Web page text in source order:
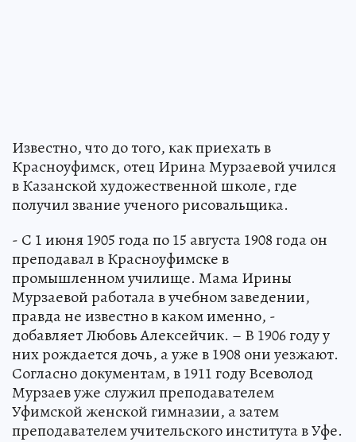
Известно, что до того, как приехать в
Красноуфимск, отец Ирина Мурзаевой учился
в Казанской художественной школе, где
получил звание ученого рисовальщика.
- С 1 июня 1905 года по 15 августа 1908 года он
преподавал в Красноуфимске в
промышленном училище. Мама Ирины
Мурзаевой работала в учебном заведении,
правда не известно в каком именно, -
добавляет Любовь Алексейчик. – В 1906 году у
них рождается дочь, а уже в 1908 они уезжают.
Согласно документам, в 1911 году Всеволод
Мурзаев уже служил преподавателем
Уфимской женской гимназии, а затем
преподавателем учительского института в Уфе.